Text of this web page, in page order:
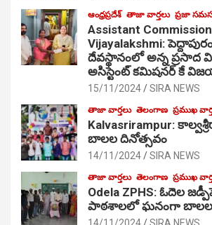
ఆంధ్రప్రదేశ్ తాజా వార్తలు ప్రజా
Assistant
Vijayalakshmi:
దేవస్థానంలో అన్న ప్రసాద
అసిస్టెంట్ కమిషనర్ కే
15/11/2024 SIRA NEWS
తాజా వార్తలు తెలంగాణ ప్రముఖ
Kalvasrirampur:
బాలల దినోత్సవం
14/11/2024 SIRA NEWS
తాజా వార్తలు తెలంగాణ ప్రముఖ
Odela ZPHS: ఓదెల
పాఠ‌శాల‌లో ఘనంగా బాలల
14/11/2024 SIRA NEWS